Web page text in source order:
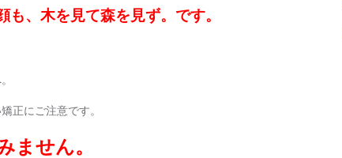
、木を見て森を見ず。です。
正にご注意です。
せん。